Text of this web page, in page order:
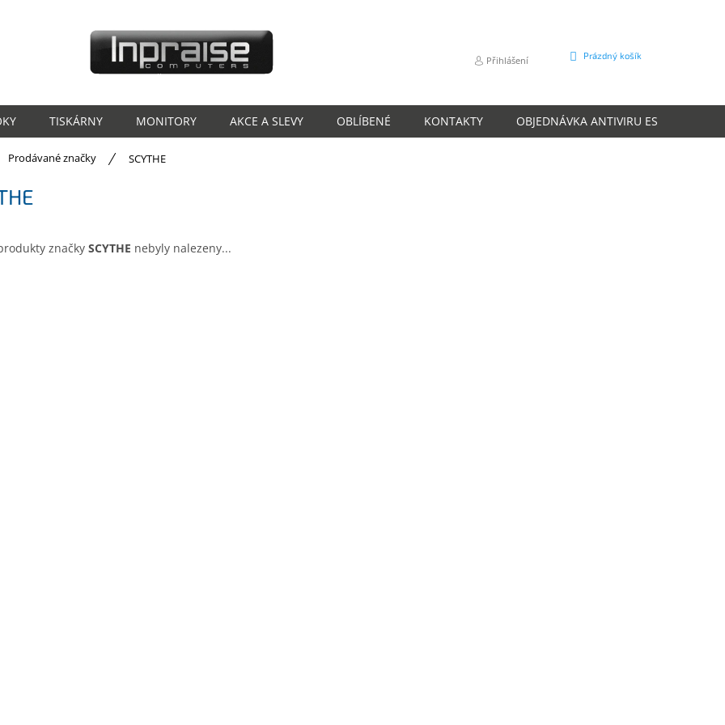
Přihlášení
NÁKUPNÍ
Prázdný košík
TISKÁRNY MONITORY AKCE A SLEVY OBLÍBENÉ KONTAKTY OBJEDNÁVKA ANTIVIRU ESET
Prodávané značky SCYTHE
značky SCYTHE nebyly nalezeny...